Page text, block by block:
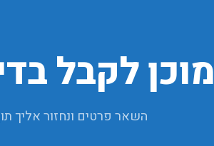
מוכן לקבל
השאר פרטים ונחזור אליך